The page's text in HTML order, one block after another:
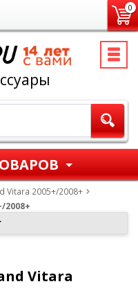
0
Vitara 2005+/2008+
2008+
Vitara